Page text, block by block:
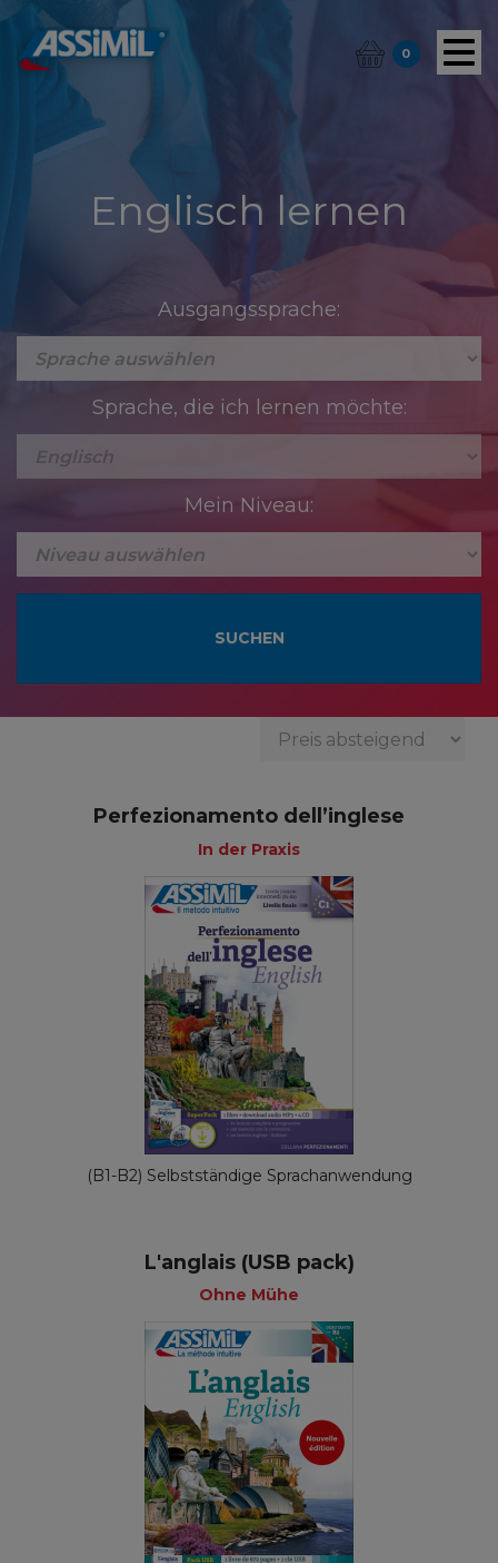
0
Englisch lernen
Ausgangssprache:
Sprache, die ich lernen möchte:
Mein Niveau:
Perfezionamento dell’inglese
In der Praxis
(B1-B2) Selbstständige Sprachanwendung
L'anglais (USB pack)
Ohne Mühe